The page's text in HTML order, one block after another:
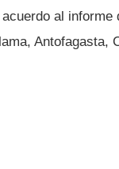
acuerdo al
Antofagasta,